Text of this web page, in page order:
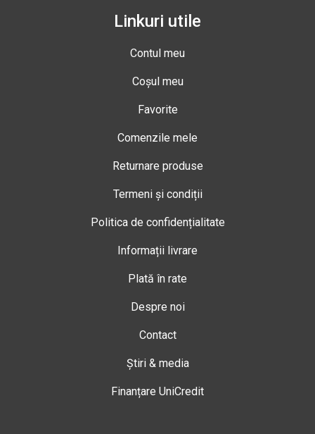
Linkuri utile
Contul meu
Coșul meu
Favorite
Comenzile mele
Returnare produse
Termeni și condiții
Politica de confidențialitate
Informații livrare
Plată în rate
Despre noi
Contact
Știri & media
Finanțare UniCredit